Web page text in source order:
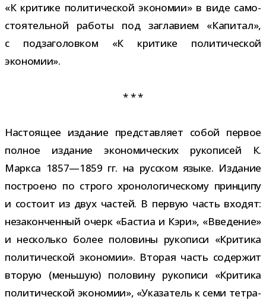
«К кри­тике поли­ти­че­ской эко­но­мии» в виде само­
сто­я­тель­ной работы под загла­вием «Капитал»,
с под­за­го­лов­ком «К кри­тике поли­ти­че­ской
экономии».
* * *
Настоящее изда­ние пред­став­ляет собой пер­вое
пол­ное изда­ние эко­но­ми­че­ских руко­пи­сей К.
Маркса 1857—1859 гг. на рус­ском языке. Издание
постро­ено по строго хро­но­ло­ги­че­скому прин­ципу
и состоит из двух частей. В первую часть вхо­дят:
неза­кон­чен­ный очерк «Бастиа и Кэри», «Введение»
и несколько более поло­вины руко­писи «Критика
поли­ти­че­ской эко­но­мии». Вторая часть содер­жит
вто­рую (мень­шую) поло­вину руко­писи «Критика
поли­ти­че­ской эко­но­мии», «Указатель к семи тет­ра­